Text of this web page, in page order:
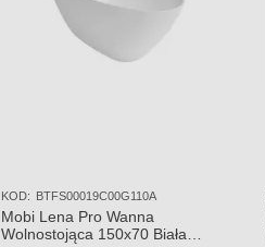
KOD: BTFS00019C00G110A
Mobi Lena Pro Wanna
Wolnostojąca 150x70 Biała